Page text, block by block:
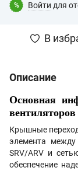
% Войти для
В
Описание
Основная
Крышные
элемента
SRV/ARV и
обеспечение